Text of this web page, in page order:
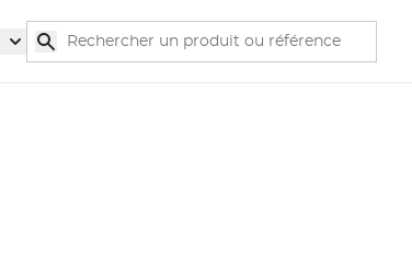
Rechercher
Rechercher